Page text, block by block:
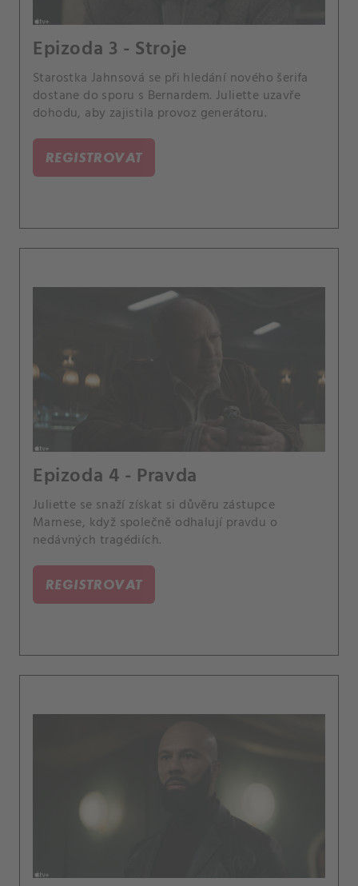
Epizoda 3 - Stroje
Starostka Jahnsová se při hledání nového šerifa
dostane do sporu s Bernardem. Juliette uzavře
dohodu, aby zajistila provoz generátoru.
REGISTROVAT
Epizoda 4 - Pravda
Juliette se snaží získat si důvěru zástupce
Marnese, když společně odhalují pravdu o
nedávných tragédiích.
REGISTROVAT